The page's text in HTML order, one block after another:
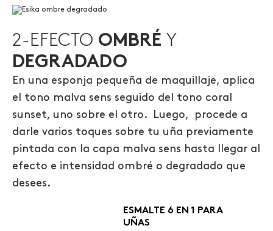
2-EFECTO OMBRÉ Y
DEGRADADO
En una esponja pequeña de maquillaje, aplica
el tono malva sens seguido del tono coral
sunset, uno sobre el otro. Luego, procede a
darle varios toques sobre tu uña previamente
pintada con la capa malva sens hasta llegar al
efecto e intensidad ombré o degradado que
desees.
ESMALTE 6 EN 1 PARA
UÑAS